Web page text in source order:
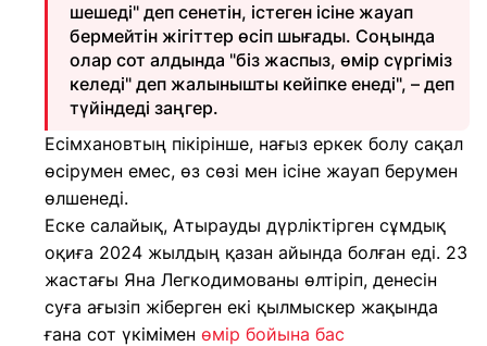
шешеді" деп сенетін, істеген ісіне жауап
бермейтін жігіттер өсіп шығады. Соңында
олар сот алдында "біз жаспыз, өмір сүргіміз
келеді" деп жалынышты кейіпке енеді", – деп
түйіндеді заңгер.
Есімхановтың пікірінше, нағыз еркек болу сақал
өсірумен емес, өз сөзі мен ісіне жауап берумен
өлшенеді.
Еске салайық, Атырауды дүрліктірген сұмдық
оқиға 2024 жылдың қазан айында болған еді. 23
жастағы Яна Легкодимованы өлтіріп, денесін
суға ағызіп жіберген екі қылмыскер жақында
ғана сот үкімімен өмір бойына бас